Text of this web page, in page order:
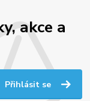
akce a
Přihlásit se